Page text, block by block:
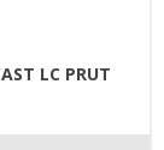
LC PRUT